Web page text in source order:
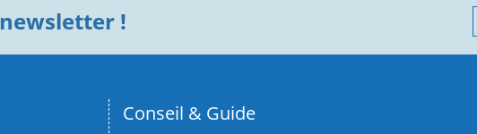
newsletter !
Conseil & Guide